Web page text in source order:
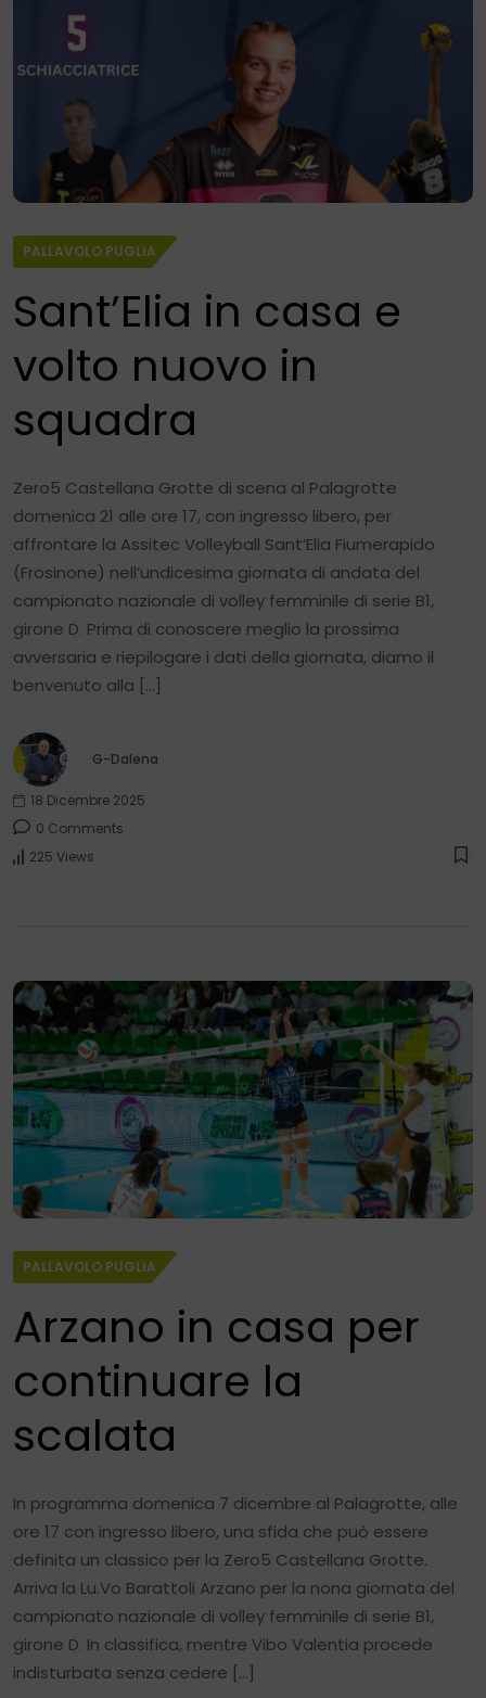
PALLAVOLO PUGLIA
Sant’Elia in casa e
volto nuovo in
squadra
Zero5 Castellana Grotte di scena al Palagrotte
domenica 21 alle ore 17, con ingresso libero, per
affrontare la Assitec Volleyball Sant’Elia Fiumerapido
(Frosinone) nell’undicesima giornata di andata del
campionato nazionale di volley femminile di serie B1,
girone D. Prima di conoscere meglio la prossima
avversaria e riepilogare i dati della giornata, diamo il
benvenuto alla […]
G-Dalena
18 Dicembre 2025
0 Comments
225 Views
PALLAVOLO PUGLIA
Arzano in casa per
continuare la
scalata
In programma domenica 7 dicembre al Palagrotte, alle
ore 17 con ingresso libero, una sfida che può essere
definita un classico per la Zero5 Castellana Grotte.
Arriva la Lu.Vo Barattoli Arzano per la nona giornata del
campionato nazionale di volley femminile di serie B1,
girone D. In classifica, mentre Vibo Valentia procede
indisturbata senza cedere […]